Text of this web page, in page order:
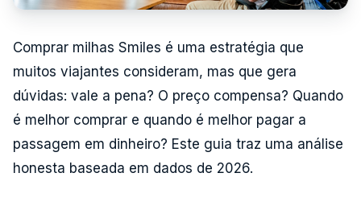
Comprar milhas Smiles é uma estratégia que
muitos viajantes consideram, mas que gera
dúvidas: vale a pena? O preço compensa? Quando
é melhor comprar e quando é melhor pagar a
passagem em dinheiro? Este guia traz uma análise
honesta baseada em dados de 2026.